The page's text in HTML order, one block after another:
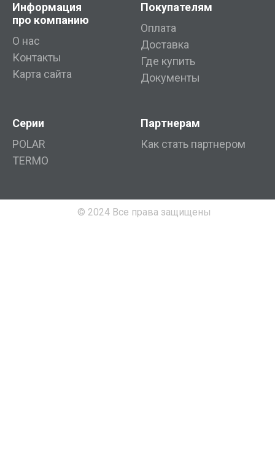
Информация
про компанию
О нас
Контакты
Карта сайта
Покупателям
Оплата
Доставка
Где купить
Документы
Серии
POLAR
TERMO
Партнерам
Как стать партнером
© 2024 Все права защищены